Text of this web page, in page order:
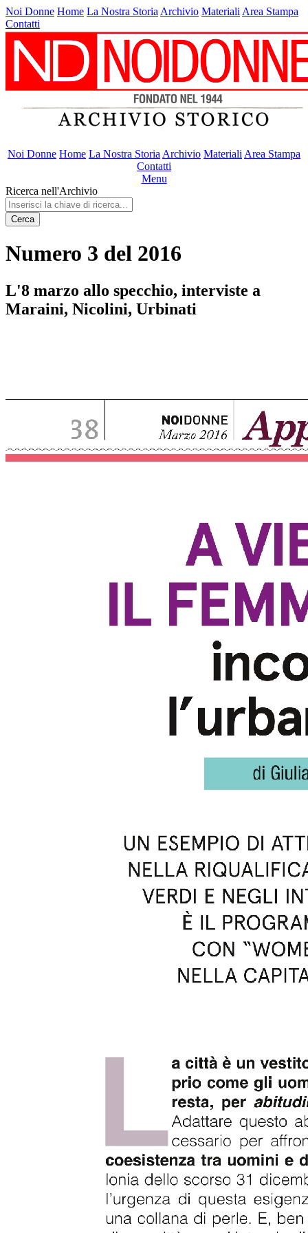
Noi Donne Home La Nostra Storia Archivio Materiali Area Stampa
Contatti
Noi Donne Home La Nostra Storia Archivio Materiali Area Stampa
Contatti
Menu
Ricerca nell'Archivio
Cerca
Numero 3 del 2016
L'8 marzo allo specchio, interviste a
Maraini, Nicolini, Urbinati